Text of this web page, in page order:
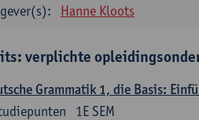
Hanne Kloots
verplichte
Grammatik 1, die Basis:
1E SEM